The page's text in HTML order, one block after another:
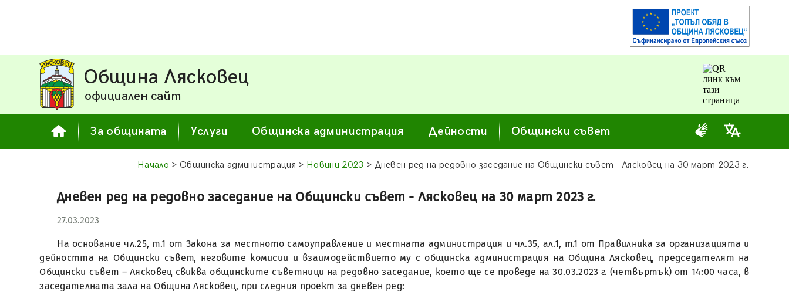
Община Лясковец
официален сайт
За общината Услуги Общинска администрация Дейности Общински съвет
Начало > Общинска администрация > Новини 2023 > Дневен ред на редовно заседание на Общински съвет - Лясковец на 30 март 2023 г.
Дневен ред на редовно заседание на Общински съвет - Лясковец на 30 март 2023 г.
27.03.2023
На основание чл.25, т.1 от Закона за местното самоуправление и местната администрация и чл.35, ал.1, т.1 от Правилника за организацията и
дейността на Общински съвет, неговите комисии и взаимодействието му с общинска администрация на Община Лясковец, председателят на
Общински съвет – Лясковец свиква общинските съветници на редовно заседание, което ще се проведе на 30.03.2023 г. (четвъртък) от 14:00 часа, в
заседателната зала на Община Лясковец, при следния проект за дневен ред: